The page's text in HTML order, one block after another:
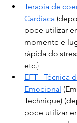
Terapia de
Cardíaca
pode utilizar
momento e
rápida do
etc.)
EFT - Técnica
Emocional
Technique)
pode utilizar